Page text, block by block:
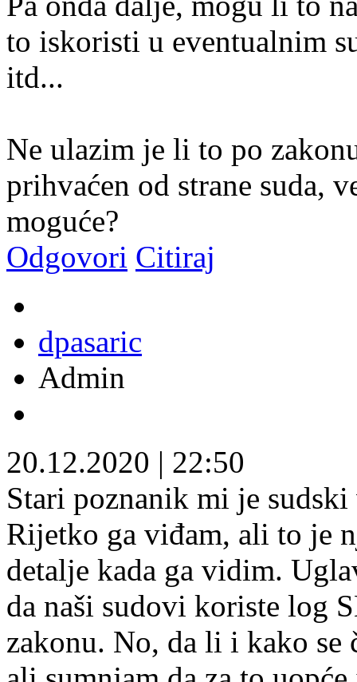
to iskoristi u eventualnim
itd...
Ne ulazim je li to po
prihvaćen od strane suda,
moguće?
Odgovori Citiraj
dpasaric
Admin
20.12.2020 | 22:50
Stari poznanik mi je
Rijetko ga viđam, ali to je
detalje kada ga vidim.
da naši sudovi koriste log
zakonu. No, da li i kako se